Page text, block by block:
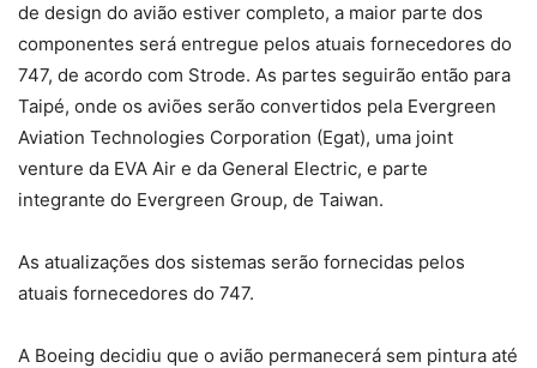
de design do avião estiver completo, a maior parte dos
componentes será entregue pelos atuais fornecedores do
747, de acordo com Strode. As partes seguirão então para
Taipé, onde os aviões serão convertidos pela Evergreen
Aviation Technologies Corporation (Egat), uma joint
venture da EVA Air e da General Electric, e parte
integrante do Evergreen Group, de Taiwan.
As atualizações dos sistemas serão fornecidas pelos
atuais fornecedores do 747.
A Boeing decidiu que o avião permanecerá sem pintura até